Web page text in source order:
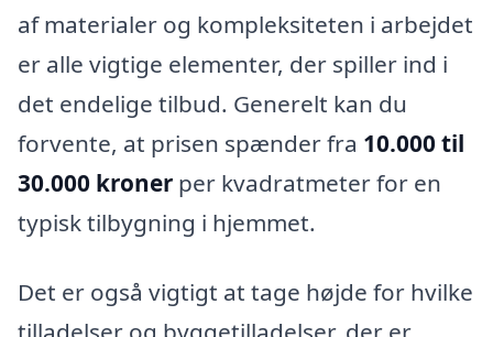
af materialer og kompleksiteten i arbejdet
er alle vigtige elementer, der spiller ind i
det endelige tilbud. Generelt kan du
forvente, at prisen spænder fra 10.000 til
30.000 kroner per kvadratmeter for en
typisk tilbygning i hjemmet.
Det er også vigtigt at tage højde for hvilke